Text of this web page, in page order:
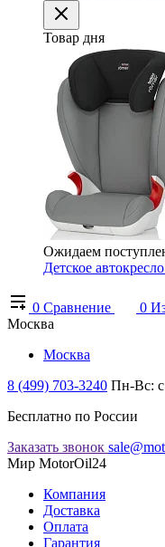
Товар дня
Ожидаем
Детское
0 Сравнение 0
Москва
Москва
8 (499) 703-3240 Пн-Вс: с
Бесплатно по России
Заказать звонок
Мир MotorOil24
Компания
Доставка
Оплата
Гарантия